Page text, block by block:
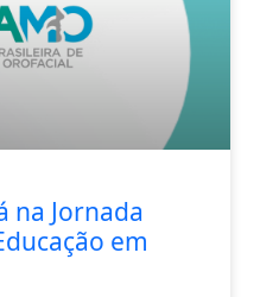
na Jornada
em